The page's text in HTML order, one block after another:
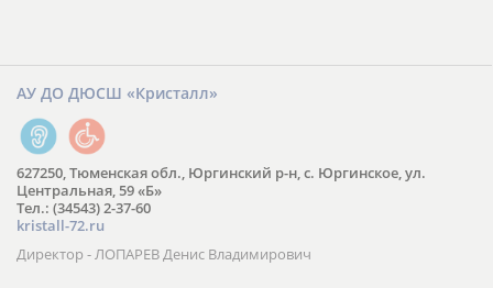
АУ ДО ДЮСШ «Кристалл»
627250, Тюменская обл., Юргинский р-н, с. Юргинское, ул.
Центральная, 59 «Б»
Тел.: (34543) 2-37-60
kristall-72.ru
Директор - ЛОПАРЕВ Денис Владимирович